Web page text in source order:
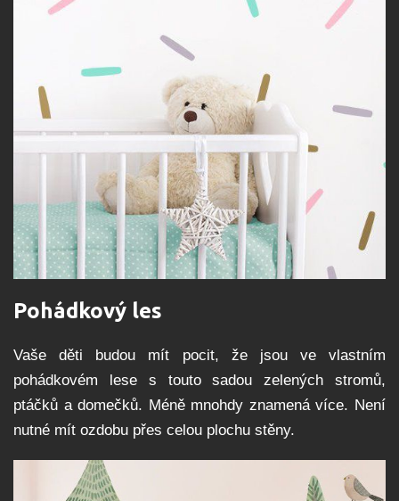
Pohádkový les
Vaše děti budou mít pocit, že jsou ve vlastním
pohádkovém lese s touto sadou zelených stromů,
ptáčků a domečků. Méně mnohdy znamená více. Není
nutné mít ozdobu přes celou plochu stěny.